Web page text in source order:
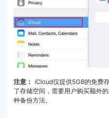
注意：
iCloud仅提供5GB的免费
了存储空间，需要用户购买额外
种备份方法。